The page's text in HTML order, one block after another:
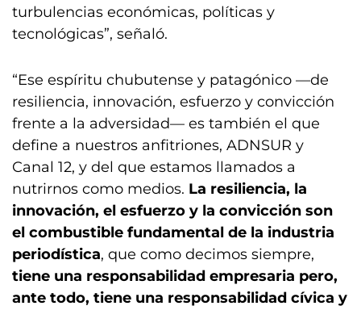
turbulencias económicas, políticas y
tecnológicas”, señaló.
“Ese espíritu chubutense y patagónico —de
resiliencia, innovación, esfuerzo y convicción
frente a la adversidad— es también el que
define a nuestros anfitriones, ADNSUR y
Canal 12, y del que estamos llamados a
nutrirnos como medios. La resiliencia, la
innovación, el esfuerzo y la convicción son
el combustible fundamental de la industria
periodística, que como decimos siempre,
tiene una responsabilidad empresaria pero,
ante todo, tiene una responsabilidad cívica y